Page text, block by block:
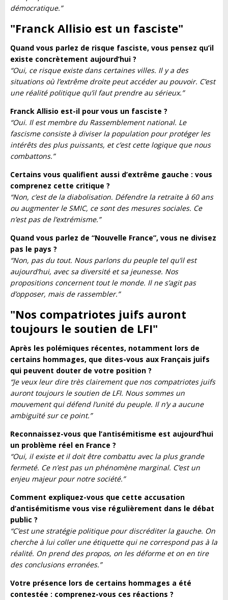
démocratique.”
"Franck Allisio est un fasciste"
Quand vous parlez de risque fasciste, vous pensez qu’il
existe concrètement aujourd’hui ?
“Oui, ce risque existe dans certaines villes. Il y a des
situations où l’extrême droite peut accéder au pouvoir. C’est
une réalité politique qu’il faut prendre au sérieux.”
Franck Allisio est-il pour vous un fasciste ?
“Oui. Il est membre du Rassemblement national. Le
fascisme consiste à diviser la population pour protéger les
intérêts des plus puissants, et c’est cette logique que nous
combattons.”
Certains vous qualifient aussi d’extrême gauche : vous
comprenez cette critique ?
“Non, c’est de la diabolisation. Défendre la retraite à 60 ans
ou augmenter le SMIC, ce sont des mesures sociales. Ce
n’est pas de l’extrémisme.”
Quand vous parlez de “Nouvelle France”, vous ne divisez
pas le pays ?
“Non, pas du tout. Nous parlons du peuple tel qu’il est
aujourd’hui, avec sa diversité et sa jeunesse. Nos
propositions concernent tout le monde. Il ne s’agit pas
d’opposer, mais de rassembler.”
"Nos compatriotes juifs auront
toujours le soutien de LFI"
Après les polémiques récentes, notamment lors de
certains hommages, que dites-vous aux Français juifs
qui peuvent douter de votre position ?
“Je veux leur dire très clairement que nos compatriotes juifs
auront toujours le soutien de LFI. Nous sommes un
mouvement qui défend l’unité du peuple. Il n’y a aucune
ambiguïté sur ce point.”
Reconnaissez-vous que l’antisémitisme est aujourd’hui
un problème réel en France ?
“Oui, il existe et il doit être combattu avec la plus grande
fermeté. Ce n’est pas un phénomène marginal. C’est un
enjeu majeur pour notre société.”
Comment expliquez-vous que cette accusation
d’antisémitisme vous vise régulièrement dans le débat
public ?
“C’est une stratégie politique pour discréditer la gauche. On
cherche à lui coller une étiquette qui ne correspond pas à la
réalité. On prend des propos, on les déforme et on en tire
des conclusions erronées.”
Votre présence lors de certains hommages a été
contestée : comprenez-vous ces réactions ?